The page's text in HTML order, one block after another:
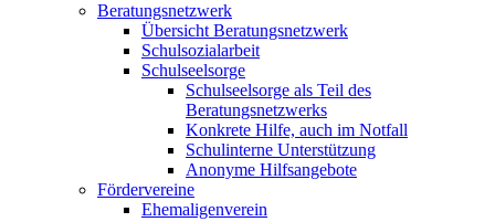
Beratungsnetzwerk
Übersicht Beratungsnetzwerk
Schulsozialarbeit
Schulseelsorge
Schulseelsorge als Teil des
Beratungsnetzwerks
Konkrete Hilfe, auch im Notfall
Schulinterne Unterstützung
Anonyme Hilfsangebote
Fördervereine
Ehemaligenverein